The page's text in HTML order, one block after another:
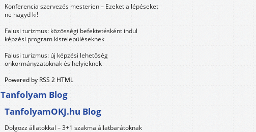
Konferencia szervezés mesterien – Ezeket a lépéseket
ne hagyd ki!
Falusi turizmus: közösségi befektetésként indul
képzési program kistelepüléseknek
Falusi turizmus: új képzési lehetőség
önkormányzatoknak és helyieknek
Powered by RSS 2 HTML
Tanfolyam Blog
TanfolyamOKJ.hu Blog
Dolgozz állatokkal – 3+1 szakma állatbarátoknak